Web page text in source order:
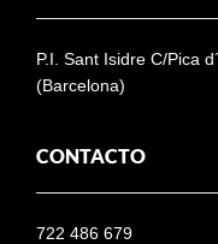
P.I. Sant Isidre C/Pica
(Barcelona)
CONTACTO
722 486 679